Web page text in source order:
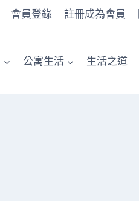
會員登錄 註冊成為會員
公寓生活 生活之道